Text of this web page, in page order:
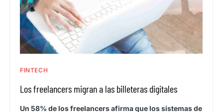
FINTECH
Los freelancers migran a las billeteras digitales
Un 58% de los freelancers afirma que los sistemas de